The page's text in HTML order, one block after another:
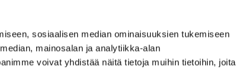
sosiaalisen median ominaisuuksien tukemiseen
mainosalan ja analytiikka-alan
voivat yhdistää näitä tietoja muihin tietoihin, joita